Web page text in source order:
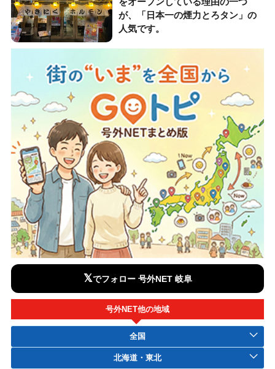
が、「日本一の煙力とろタン」の
人気です。
𝕏でフォロー 号外NET 岐阜
号外NET他の地域
全国
北海道・東北